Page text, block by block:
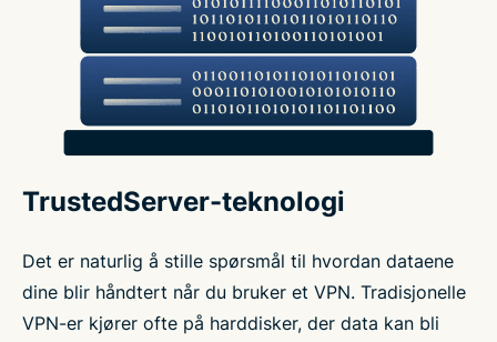
TrustedServer-teknologi
Det er naturlig å stille spørsmål til hvordan dataene
dine blir håndtert når du bruker et VPN. Tradisjonelle
VPN-er kjører ofte på harddisker, der data kan bli